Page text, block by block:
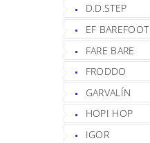
D.D.STEP
EF BAREFOOT
FARE BARE
FRODDO
GARVALÍN
HOPI HOP
IGOR